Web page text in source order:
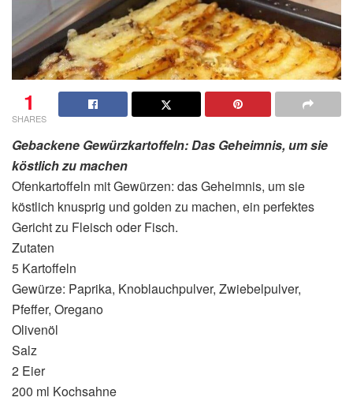
1
SHARES
Gebackene Gewürzkartoffeln: Das Geheimnis, um sie
köstlich zu machen
Ofenkartoffeln mit Gewürzen: das Geheimnis, um sie
köstlich knusprig und golden zu machen, ein perfektes
Gericht zu Fleisch oder Fisch.
Zutaten
5 Kartoffeln
Gewürze: Paprika, Knoblauchpulver, Zwiebelpulver,
Pfeffer, Oregano
Olivenöl
Salz
2 Eier
200 ml Kochsahne